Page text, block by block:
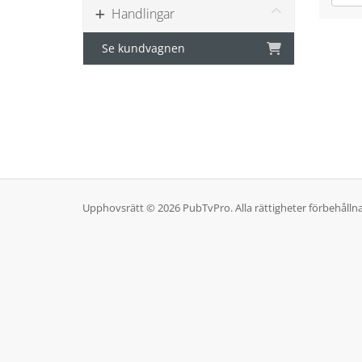
Handlingar
Se kundvagnen
Upphovsrätt © 2026 PubTvPro. Alla rättigheter